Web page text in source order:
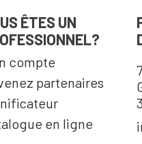
ÊTES UN
compte
partenaires
en ligne